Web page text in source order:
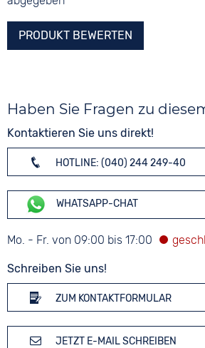
PRODUKT BEWERTEN
Haben Sie Fragen zu
Kontaktieren Sie uns direkt!
HOTLINE: (040) 244 249-40
WHATSAPP-CHAT
Mo. - Fr. von 09:00 bis 17:00
Schreiben Sie uns!
ZUM KONTAKTFORMULAR
JETZT E-MAIL SCHREIBEN